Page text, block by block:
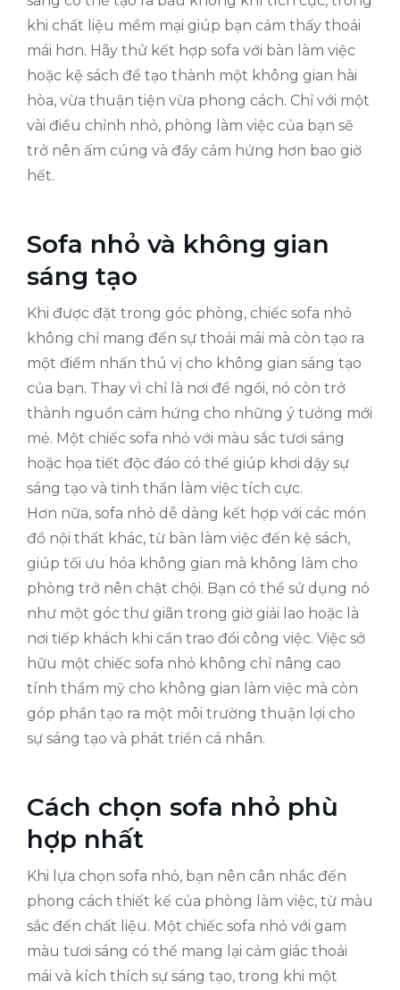
khi chất liệu mềm mại giúp bạn cảm thấy thoải
mái hơn. Hãy thử kết hợp sofa với bàn làm việc
hoặc kệ sách để tạo thành một không gian hài
hòa, vừa thuận tiện vừa phong cách. Chỉ với một
vài điều chỉnh nhỏ, phòng làm việc của bạn sẽ
trở nên ấm cúng và đầy cảm hứng hơn bao giờ
hết.
Sofa nhỏ và không gian
sáng tạo
Khi được đặt trong góc phòng, chiếc sofa nhỏ
không chỉ mang đến sự thoải mái mà còn tạo ra
một điểm nhấn thú vị cho không gian sáng tạo
của bạn. Thay vì chỉ là nơi để ngồi, nó còn trở
thành nguồn cảm hứng cho những ý tưởng mới
mẻ. Một chiếc sofa nhỏ với màu sắc tươi sáng
hoặc họa tiết độc đáo có thể giúp khơi dậy sự
sáng tạo và tinh thần làm việc tích cực.
Hơn nữa, sofa nhỏ dễ dàng kết hợp với các món
đồ nội thất khác, từ bàn làm việc đến kệ sách,
giúp tối ưu hóa không gian mà không làm cho
phòng trở nên chật chội. Bạn có thể sử dụng nó
như một góc thư giãn trong giờ giải lao hoặc là
nơi tiếp khách khi cần trao đổi công việc. Việc sở
hữu một chiếc sofa nhỏ không chỉ nâng cao
tính thẩm mỹ cho không gian làm việc mà còn
góp phần tạo ra một môi trường thuận lợi cho
sự sáng tạo và phát triển cá nhân.
Cách chọn sofa nhỏ phù
hợp nhất
Khi lựa chọn sofa nhỏ, bạn nên cân nhắc đến
phong cách thiết kế của phòng làm việc, từ màu
sắc đến chất liệu. Một chiếc sofa nhỏ với gam
màu tươi sáng có thể mang lại cảm giác thoải
mái và kích thích sự sáng tạo, trong khi một